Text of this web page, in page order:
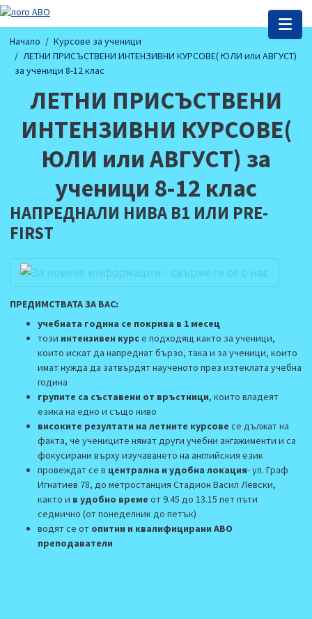
Начало
Курсове за ученици
ЛЕТНИ ПРИСЪСТВЕНИ ИНТЕНЗИВНИ КУРСОВЕ( ЮЛИ или АВГУСТ)
за ученици 8-12 клас
ЛЕТНИ ПРИСЪСТВЕНИ
ИНТЕНЗИВНИ КУРСОВЕ(
ЮЛИ или АВГУСТ) за
ученици 8-12 клас
НАПРЕДНАЛИ НИВА B1 ИЛИ PRE-
FIRST
ПРЕДИМСТВАТА ЗА ВАС:
учебната година се покрива в 1 месец
този интензивен курсе подходящ както за ученици,
които искат да напреднат бързо, така и за ученици, които
имат нужда да затвърдят наученото през изтеклата учебна
година
групите са съставени от връстници, които владеят
езика на едно и също ниво
високите резултати на летните курсове се дължат на
факта, че учениците нямат други учебни ангажименти и са
фокусирани върху изучаването на английския език
провеждат се в централна и удобна локация- ул. Граф
Игнатиев 78, до метростанция Стадион Васил Левски,
както и в удобно време от 9.45 до 13.15 пет пъти
седмично (от понеделник до петък)
водят се от опитни и квалифицирани АВО
преподаватели